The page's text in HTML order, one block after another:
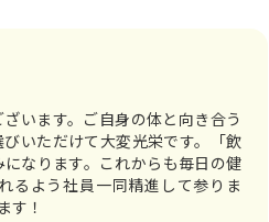
います。ご自身の体と向き合う
いただけて大変光栄です。「飲
なります。これからも毎日の健
るよう社員一同精進して参りま
いたします！